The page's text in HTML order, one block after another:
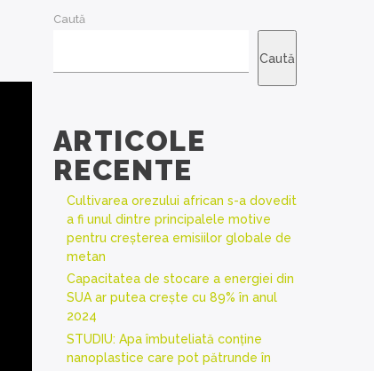
Caută
Caută
ARTICOLE
RECENTE
Cultivarea orezului african s-a dovedit
a fi unul dintre principalele motive
pentru creșterea emisiilor globale de
metan
Capacitatea de stocare a energiei din
SUA ar putea crește cu 89% în anul
2024
STUDIU: Apa îmbuteliată conține
nanoplastice care pot pătrunde în